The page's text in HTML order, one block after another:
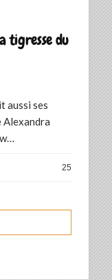
tigresse du
aussi ses
Alexandra
25